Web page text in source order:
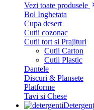
Vezi toate produsele
Bol Inghetata
Cupa desert
Cutii cozonac
Cutii tort si Prajituri
Cutii Carton
Cutii Plastic
Dantele
Discuri & Plansete
Platforme
Tavi si Chese